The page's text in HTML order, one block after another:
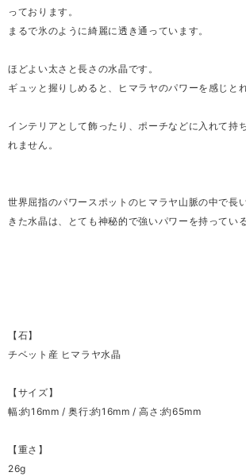
っております。
まるで氷のように綺麗に透き通っています。
ほどよい太さと長さの水晶です。
ギュッと握りしめると、ヒマラヤのパワーを感じと
インテリアとして飾ったり、ポーチなどに入れて持
れません。
世界屈指のパワースポットのヒマラヤ山脈の中で長
きた水晶は、とても神秘的で強いパワーを持ってい
【石】
チベット産 ヒマラヤ水晶
【サイズ】
幅:約16mm / 奥行:約16mm / 高さ:約65mm
【重さ】
26g